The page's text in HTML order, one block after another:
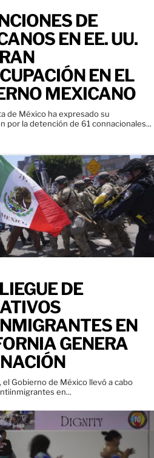
DE
EN EE. UU.
EN EL
MEXICANO
de México ha expresado su
por la detención de 61 connacionales...
DE
EN
GENERA
el Gobierno de México llevó a cabo
en...